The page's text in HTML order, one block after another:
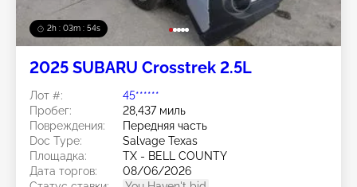
2h : 03m : 51s
2025 SUBARU Crosstrek 2.5L
Лот #:
45******
Пробег:
28,437 миль
Повреждения:
Передняя часть
Doc Type:
Salvage Texas
Площадка:
TX - BELL COUNTY
Дата торгов:
08/06/2026